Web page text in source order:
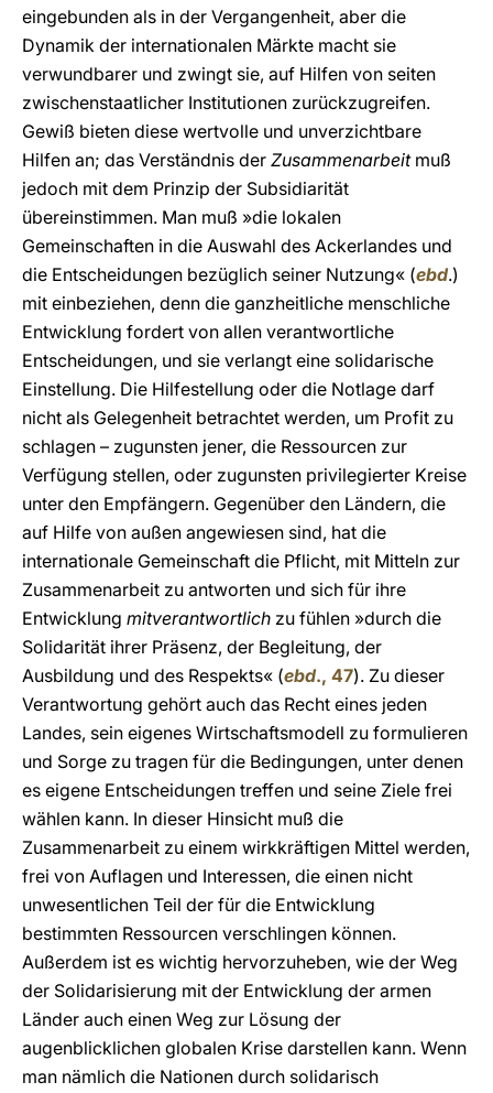
eingebunden als in der Vergangenheit, aber die
Dynamik der internationalen Märkte macht sie
verwundbarer und zwingt sie, auf Hilfen von seiten
zwischenstaatlicher Institutionen zurückzugreifen.
Gewiß bieten diese wertvolle und unverzichtbare
Hilfen an; das Verständnis der Zusammenarbeitmuß
jedoch mit dem Prinzip der Subsidiarität
übereinstimmen. Man muß »die lokalen
Gemeinschaften in die Auswahl des Ackerlandes und
die Entscheidungen bezüglich seiner Nutzung« (ebd.)
mit einbeziehen, denn die ganzheitliche menschliche
Entwicklung fordert von allen verantwortliche
Entscheidungen, und sie verlangt eine solidarische
Einstellung. Die Hilfestellung oder die Notlage darf
nicht als Gelegenheit betrachtet werden, um Profit zu
schlagen – zugunsten jener, die Ressourcen zur
Verfügung stellen, oder zugunsten privilegierter Kreise
unter den Empfängern. Gegenüber den Ländern, die
auf Hilfe von außen angewiesen sind, hat die
internationale Gemeinschaft die Pflicht, mit Mitteln zur
Zusammenarbeit zu antworten und sich für ihre
Entwicklung mitverantwortlich zu fühlen »durch die
Solidarität ihrer Präsenz, der Begleitung, der
Ausbildung und des Respekts« (ebd., 47). Zu dieser
Verantwortung gehört auch das Recht eines jeden
Landes, sein eigenes Wirtschaftsmodell zu formulieren
und Sorge zu tragen für die Bedingungen, unter denen
es eigene Entscheidungen treffen und seine Ziele frei
wählen kann. In dieser Hinsicht muß die
Zusammenarbeit zu einem wirkkräftigen Mittel werden,
frei von Auflagen und Interessen, die einen nicht
unwesentlichen Teil der für die Entwicklung
bestimmten Ressourcen verschlingen können.
Außerdem ist es wichtig hervorzuheben, wie der Weg
der Solidarisierung mit der Entwicklung der armen
Länder auch einen Weg zur Lösung der
augenblicklichen globalen Krise darstellen kann. Wenn
man nämlich die Nationen durch solidarisch